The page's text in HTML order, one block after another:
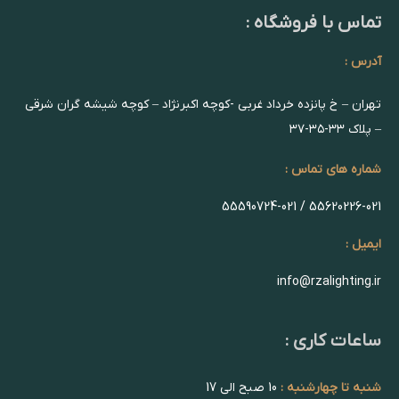
تماس با فروشگاه :
آدرس :
تهران – خ پانزده خرداد غربی -کوچه اکبرنژاد – کوچه شیشه گران شرقی
– پلاک ۳۳-۳۵-۳۷
شماره های تماس :
55620226-021 / 55590724-021
ایمیل :
info@rzalighting.ir
ساعات کاری :
شنبه تا چهارشنبه :